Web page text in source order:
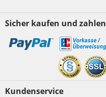
Sicher kaufen und zahlen
Kundenservice